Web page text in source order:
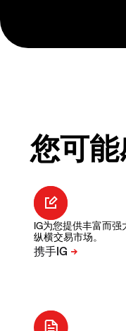
您可
IG为您提供丰富而强
纵横交易市场。